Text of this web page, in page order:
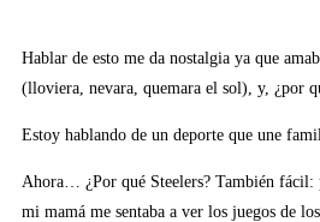
Hablar de esto me da nostalgia ya que
(lloviera, nevara, quemara el sol), y, ¿por
Estoy hablando de un deporte que une
Ahora… ¿Por qué Steelers? También fácil:
mi mamá me sentaba a ver los juegos de